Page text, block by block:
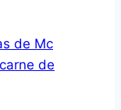
de Mc
de